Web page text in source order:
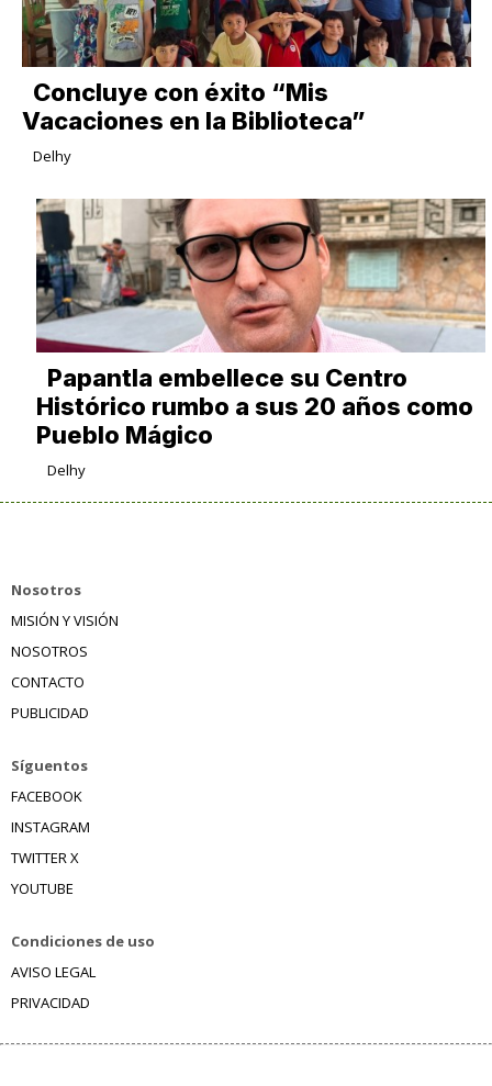
Concluye con éxito “Mis
Vacaciones en la Biblioteca”
Delhy
Papantla embellece su Centro
Histórico rumbo a sus 20 años como
Pueblo Mágico
Delhy
Nosotros
MISIÓN Y VISIÓN
NOSOTROS
CONTACTO
PUBLICIDAD
Síguentos
FACEBOOK
INSTAGRAM
TWITTER X
YOUTUBE
Condiciones de uso
AVISO LEGAL
PRIVACIDAD